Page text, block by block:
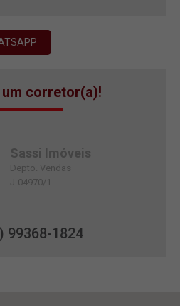
um corretor(a)!
Sassi Imóveis
Depto. Vendas
J-04970/1
99368-1824